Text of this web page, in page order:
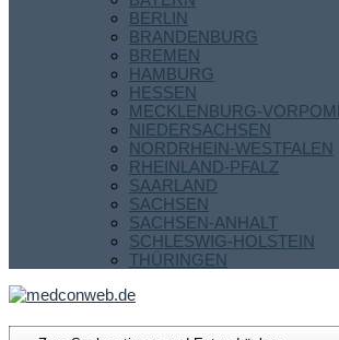
BERLIN
BRANDENBURG
BREMEN
HAMBURG
HESSEN
MECKLENBURG-
NIEDERSACHSEN
NORDRHEIN-WESTFALEN
RHEINLAND-PFALZ
SAARLAND
SACHSEN
SACHSEN-ANHALT
SCHLESWIG-HOLSTEIN
THÜRINGEN